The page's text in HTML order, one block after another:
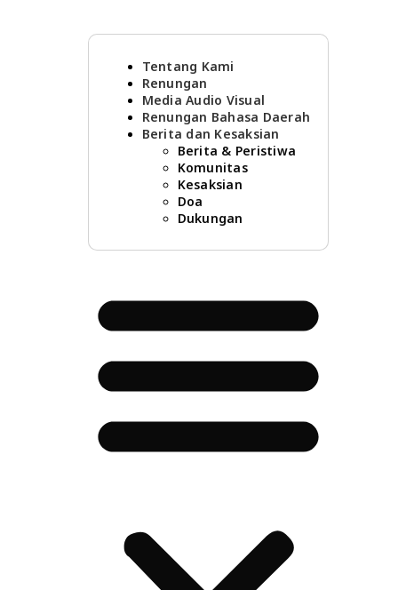
Tentang Kami
Renungan
Media Audio Visual
Renungan Bahasa Daerah
Berita dan Kesaksian
Berita & Peristiwa
Komunitas
Kesaksian
Doa
Dukungan